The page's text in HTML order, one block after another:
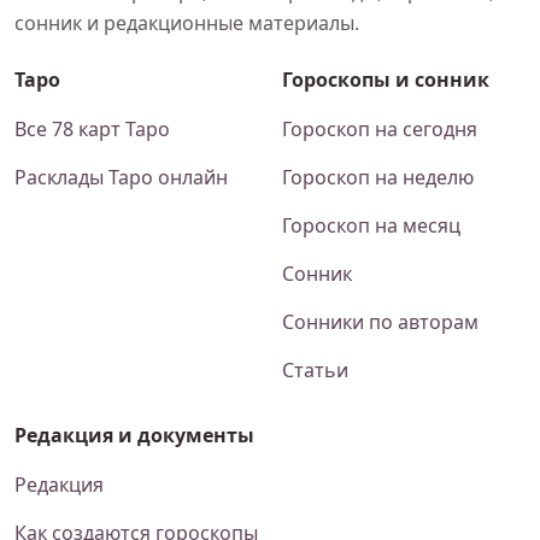
сонник и редакционные материалы.
Таро
Все 78 карт Таро
Расклады Таро онлайн
Гороскопы и сонник
Гороскоп на сегодня
Гороскоп на неделю
Гороскоп на месяц
Сонник
Сонники по авторам
Статьи
Редакция и документы
Редакция
Как создаются гороскопы